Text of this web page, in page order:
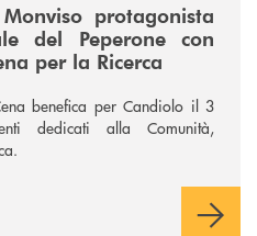
protagonista
del Peperone con
per la Ricerca
benefica per Candiolo il 3
dedicati alla Comunità,